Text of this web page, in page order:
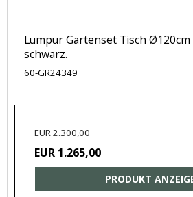
Lumpur Gartenset Tisch
schwarz.
60-GR24349
EUR 2.300,00
EUR 1.265,00
PRODUKT